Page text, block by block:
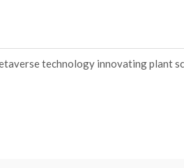
technology innovating plant